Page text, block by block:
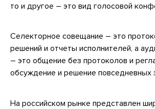
то и другое – это вид голосовой
Селекторное совещание – это
решений и отчеты исполнителей, а
– это общение без протоколов и
обсуждение и решение повседневных
На российском рынке представлен